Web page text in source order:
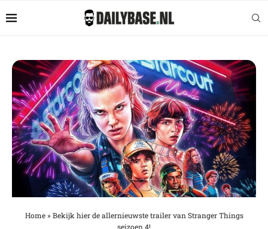
Home» Bekijk hier de allernieuwste trailer van Stranger Things
seizoen 4!